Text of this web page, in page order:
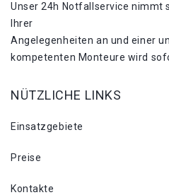
Unser 24h Notfallservice nimmt
Ihrer
Angelegenheiten an und einer
kompetenten Monteure wird
NÜTZLICHE LINKS
Einsatzgebiete
Preise
Kontakte